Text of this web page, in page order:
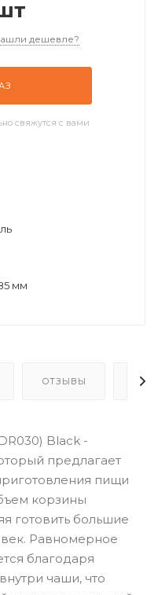
дешевле?
свяжутся с вами
мм
ОТЗЫВЫ
Black -
предлагает
пищи
корзины
готовить большие
Равномерное
благодаря
чаши, что